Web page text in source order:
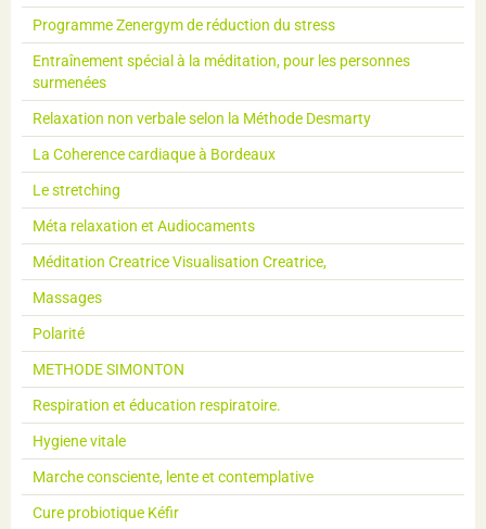
Programme Zenergym de réduction du stress
Entraînement spécial à la méditation, pour les personnes
surmenées
Relaxation non verbale selon la Méthode Desmarty
La Coherence cardiaque à Bordeaux
Le stretching
Méta relaxation et Audiocaments
Méditation Creatrice Visualisation Creatrice,
Massages
Polarité
METHODE SIMONTON
Respiration et éducation respiratoire.
Hygiene vitale
Marche consciente, lente et contemplative
Cure probiotique Kéfir